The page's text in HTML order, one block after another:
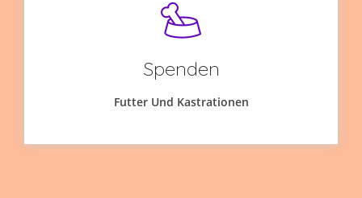
Spenden
Futter Und Kastrationen